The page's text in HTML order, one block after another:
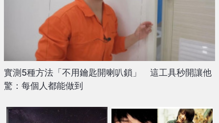
實測5種方法「不用鑰匙開喇叭鎖」 這工具秒開讓他
驚：每個人都能做到